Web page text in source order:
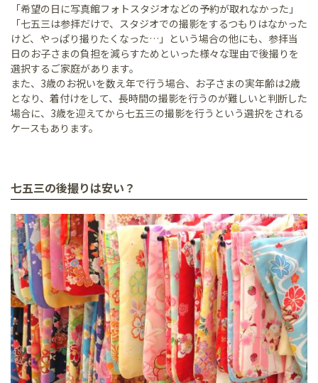
「希望の日に写真館フォトスタジオなどの予約が取れなかった」
「七五三は参拝だけで、スタジオでの撮影をするつもりはなかった
けど、やっぱり撮りたくなった…」という場合の他にも、参拝当
日のお子さまの負担を減らすためといった様々な理由で後撮りを
選択するご家庭があります。
また、3歳のお祝いを数え年で行う場合、お子さまの実年齢は2歳
となり、着付けをして、長時間の撮影を行うのが難しいと判断した
場合に、3歳を迎えてから七五三の撮影を行うという選択をされる
ケースもあります。
七五三の後撮りは安い？